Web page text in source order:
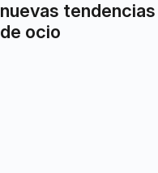
nuevas tendencias
de ocio